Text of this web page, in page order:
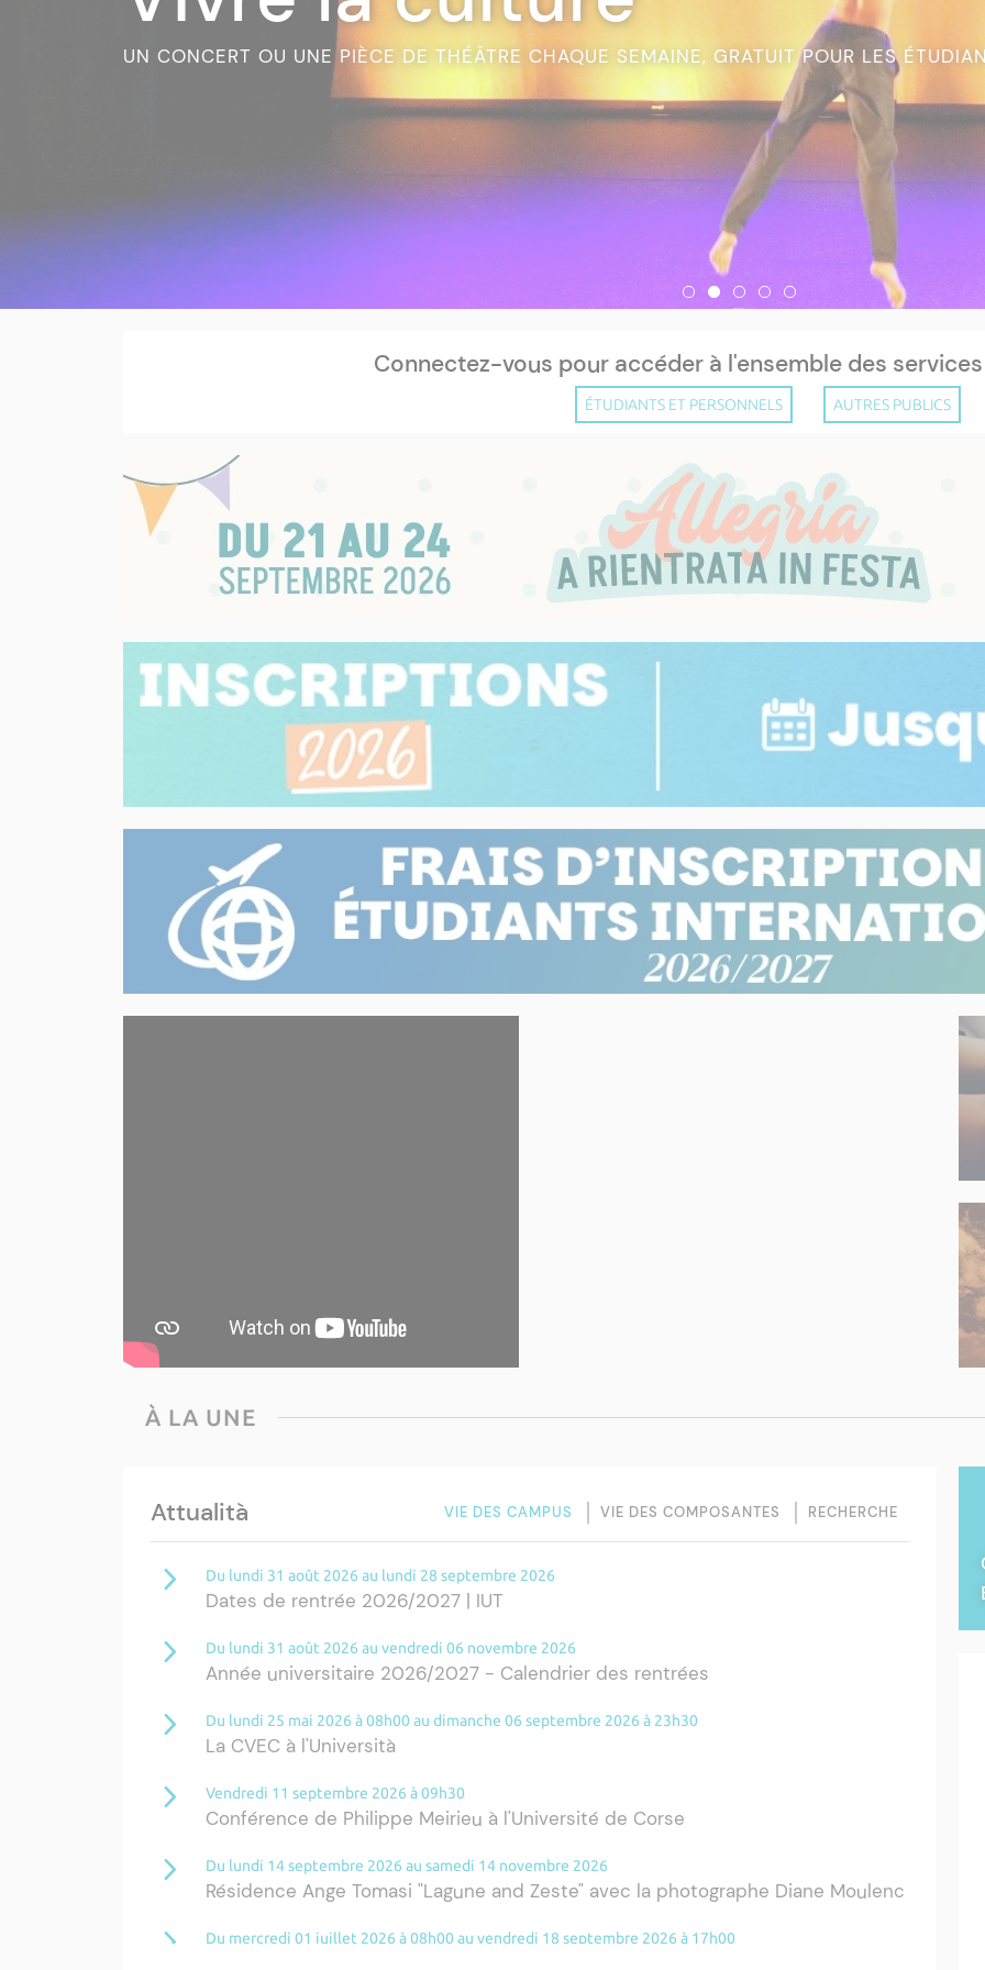
UN CONCERT OU UNE PIÈCE DE THÉÂTRE CHAQUE SEMAINE, GRATUIT POUR LES
Connectez-vous pour accéder à l'ensemble des
ÉTUDIANTS ET PERSONNELS AUTRES PUBLICS
À LA UNE
Attualità VIE DES CAMPUS VIE DES COMPOSANTES RECHERCHE
Du lundi 31 août 2026 au lundi 28 septembre 2026
Dates de rentrée 2026/2027 | IUT
Du lundi 31 août 2026 au vendredi 06 novembre 2026
Année universitaire 2026/2027 - Calendrier des rentrées
Du lundi 25 mai 2026 à 08h00 au dimanche 06 septembre 2026 à 23h30
La CVEC à l'Università
Vendredi 11 septembre 2026 à 09h30
Conférence de Philippe Meirieu à l'Université de Corse
Du lundi 14 septembre 2026 au samedi 14 novembre 2026
Résidence Ange Tomasi "Lagune and Zeste" avec la photographe Diane Moulenc
Du mercredi 01 juillet 2026 à 08h00 au vendredi 18 septembre 2026 à 17h00